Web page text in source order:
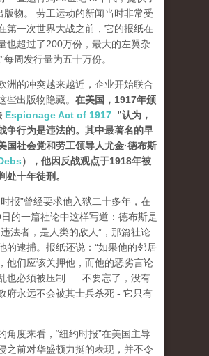
版物。 劳工运动的新闻当时非常受
第一次世界大战之前，它的报纸在
也超过了200万份，最大的左翼杂
每周发行量为五十万份。
洲的冲突越来越近，企业开始联合
些出版物隐藏。 在美国，1917年颁
Espionage Act of 1917 ”认为，
争行为是违法的。其中最著名的早
国社会党和劳工领导人尤金·德布斯
），他因反战观点于1918年被
处十年徒刑。
报”曾经要求他入狱二十多年，在
的一篇社论中这样写道：德布斯是
法者，是人类的敌人”，那篇社论
的逮捕。报纸还说：“如果他的邻居
他们应该关押他，而他的恶劣言论
也必须被压制......不要忘了，没有
府永远不会被其士兵杀死 - 它只有
角度来看，“纽约时报”在美国主导
之前对华盛顿力挺的表现，并不令